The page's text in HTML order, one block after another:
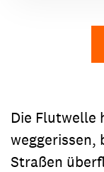
Die Flutwelle
weggerissen,
Straßen